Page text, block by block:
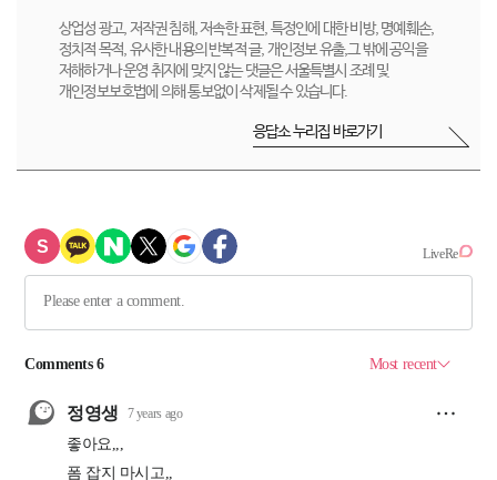
상업성 광고, 저작권 침해, 저속한 표현, 특정인에 대한 비방, 명예훼손,
정치적 목적, 유사한 내용의 반복적 글, 개인정보 유출,그 밖에 공익을
저해하거나 운영 취지에 맞지 않는 댓글은 서울특별시 조례 및
개인정보보호법에 의해 통보없이 삭제될 수 있습니다.
응답소 누리집 바로가기